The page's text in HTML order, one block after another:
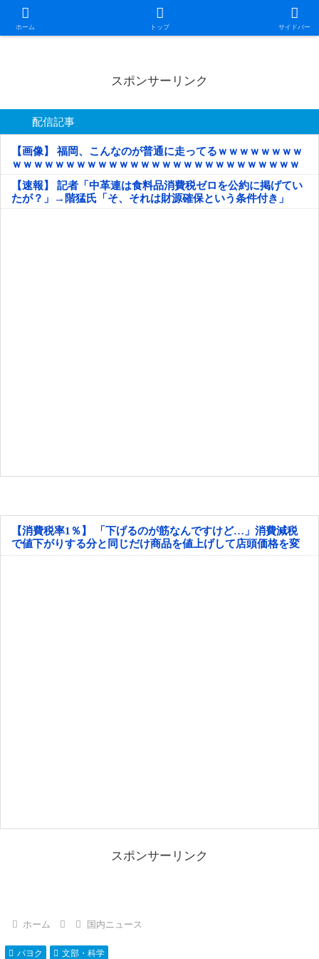
ホーム トップ サイドバー
日本第一！ニュース録
スポンサーリンク
配信記事
【画像】 福岡、こんなのが普通に走ってるｗｗｗｗｗｗｗｗ
ｗｗｗｗｗｗｗｗｗｗｗｗｗｗｗｗｗｗｗｗｗｗｗｗｗｗｗ
ｗｗｗｗｗ
【速報】 記者「中革連は食料品消費税ゼロを公約に掲げてい
たが？」→階猛氏「そ、それは財源確保という条件付き」
【消費税率1％】 「下げるのが筋なんですけど…」消費減税
で値下がりする分と同じだけ商品を値上げして店頭価格を変
えない店も
スポンサーリンク
ホーム 国内ニュース
パヨク 文部・科学